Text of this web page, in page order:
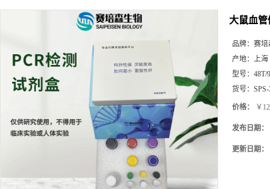
大鼠血管
品牌： 赛培
产地： 上海
型号： 48T/
货号：
价格： ￥
发布日期：
更新日期：